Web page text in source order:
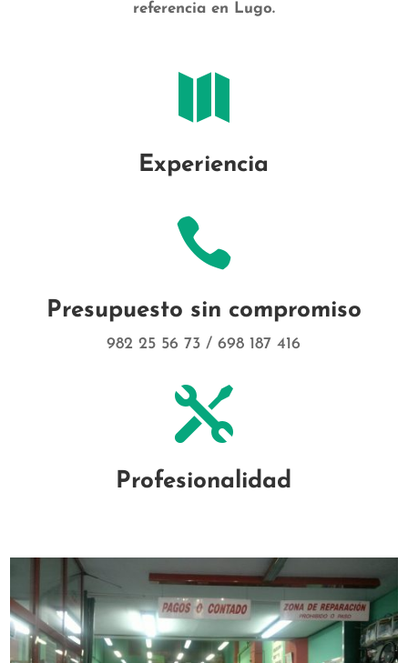
referencia en Lugo.

Experiencia

Presupuesto sin compromiso
982 25 56 73 / 698 187 416

Profesionalidad